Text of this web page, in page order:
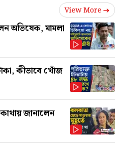
View More
অভিষেক, মামলা
কীভাবে খোঁজ
জানালেন